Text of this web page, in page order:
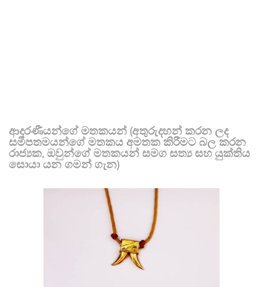
ආදරණීයන්ගේ මතකයන් (අතුරුදහන් කරන ලද
සමීපතමයන්ගේ මතකය අමතක කිරීමට බල කරන
රාජ්‍යක, ඔවුන්ගේ මතකයන් සමග සත්‍ය සහ යුක්තිය
සොයා යන ගමන් ගැන)